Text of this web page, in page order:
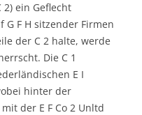
2) ein Geflecht
F H sitzender Firmen
der C 2 halte, werde
Die C 1
E I
hinter der
der E F Co 2 Unltd